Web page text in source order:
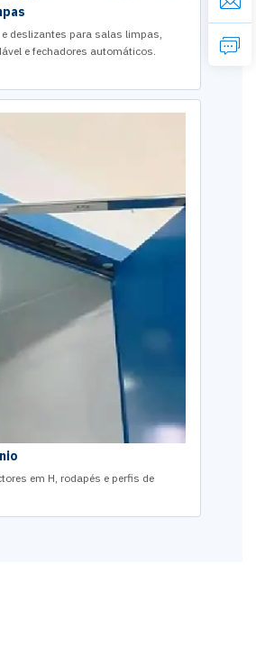
deslizantes para salas limpas,
e fechadores automáticos.
em H, rodapés e perfis de